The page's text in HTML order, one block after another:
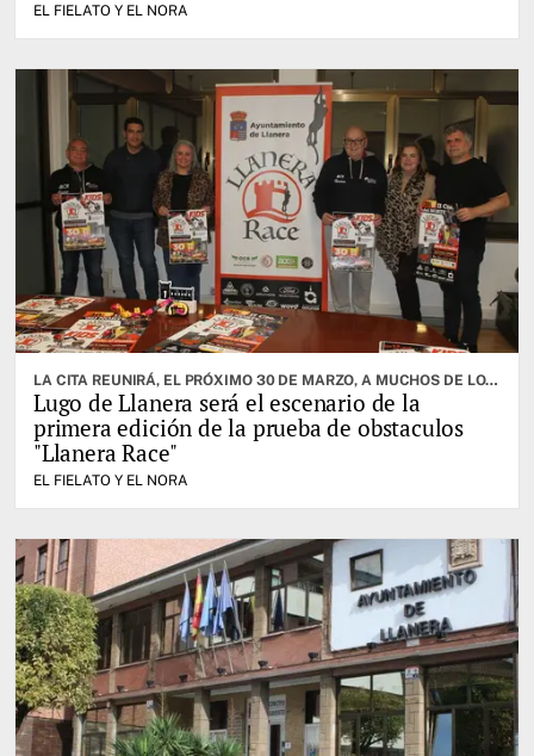
EL FIELATO Y EL NORA
LA CITA REUNIRÁ, EL PRÓXIMO 30 DE MARZO, A MUCHOS DE LOS MEJORES ATLETAS DE LA ESPECIALIDAD
Lugo de Llanera será el escenario de la
primera edición de la prueba de obstaculos
"Llanera Race"
EL FIELATO Y EL NORA